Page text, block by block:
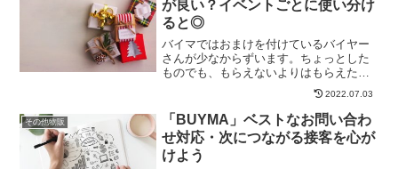
が良い？イベントごとに使い分け
ると◎
バイマではおまけを付けているバイヤー
さんが少なからずいます。ちょっとした
ものでも、もらえないよりはもらえたほ
うが嬉しい！ということでお客様に喜ん
でもらえるからです。ただ、少額とはい
えお金もかかりますし梱包の手間も少し
はあるわけで、続けていく...
2022.07.03
その他物販
「BUYMA」ベストなお問い合わ
せ対応・次につながる接客を心が
けよう